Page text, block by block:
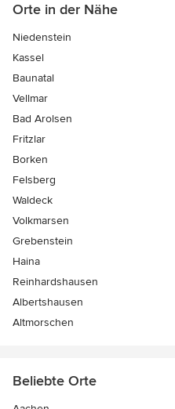
Orte in der Nähe
Niedenstein
Kassel
Baunatal
Vellmar
Bad Arolsen
Fritzlar
Borken
Felsberg
Waldeck
Volkmarsen
Grebenstein
Haina
Reinhardshausen
Albertshausen
Altmorschen
Beliebte Orte